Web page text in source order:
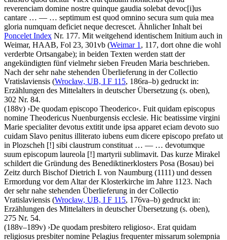
reverenciam domine nostre quinque gaudia solebat devoc[i]us
cantare … — … septimum est quod omnino secura sum quia mea
gloria numquam deficiet neque decrescet. Ähnlicher Inhalt bei
Poncelet Index Nr. 177. Mit weitgehend identischem Initium auch in
Weimar, HAAB, Fol 23, 301vb (Weimar 1 , 117, dort ohne die wohl
verderbte Ortsangabe); in beiden Texten werden statt der
angekündigten fünf vielmehr sieben Freuden Maria beschrieben.
Nach der sehr nahe stehenden Überlieferung in der Collectio
Vratislaviensis (Wrocław, UB, I F 115, 186ra–b) gedruckt in:
Erzählungen des Mittelalters in deutscher Übersetzung (s. oben),
302 Nr. 84.
(188v) ›De quodam episcopo Theoderico‹. Fuit quidam episcopus
nomine Theodericus Nuenburgensis ecclesie. Hic beatissime virgini
Marie specialiter devotus extitit unde ipsa apparet eciam devoto suo
cuidam Slavo penitus illiterato iubens eum dicere episcopo prefato ut
in Plozscheh [!] sibi claustrum constituat … — … devotumque
suum episcopum laureola [!] martyrii sublimavit. Das kurze Mirakel
schildert die Gründung des Benediktinerklosters Posa (Bosau) bei
Zeitz durch Bischof Dietrich I. von Naumburg (1111) und dessen
Ermordung vor dem Altar der Klosterkirche im Jahre 1123. Nach
der sehr nahe stehenden Überlieferung in der Collectio
Vratislaviensis (Wrocław, UB, I F 115, 176va–b) gedruckt in:
Erzählungen des Mittelalters in deutscher Übersetzung (s. oben),
275 Nr. 54.
(188v–189v) ›De quodam presbitero religioso‹. Erat quidam
religiosus presbiter nomine Pelagius frequenter missarum solempnia